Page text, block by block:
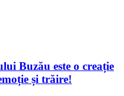
Buzău este o creație
și trăire!